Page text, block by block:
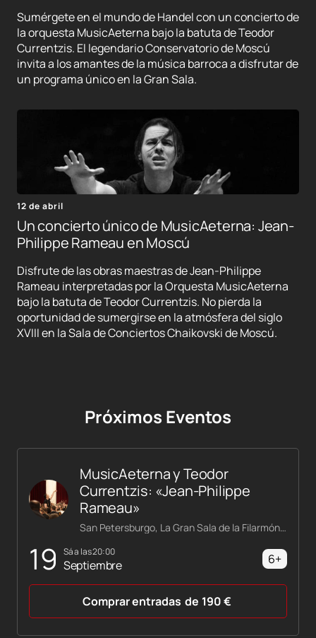
Sumérgete en el mundo de Handel con un concierto de
la orquesta MusicAeterna bajo la batuta de Teodor
Currentzis. El legendario Conservatorio de Moscú
invita a los amantes de la música barroca a disfrutar de
un programa único en la Gran Sala.
12 de abril
Un concierto único de MusicAeterna: Jean-
Philippe Rameau en Moscú
Disfrute de las obras maestras de Jean-Philippe
Rameau interpretadas por la Orquesta MusicAeterna
bajo la batuta de Teodor Currentzis. No pierda la
oportunidad de sumergirse en la atmósfera del siglo
XVIII en la Sala de Conciertos Chaikovski de Moscú.
Próximos Eventos
19 sá a las 20:00
Septiembre
MusicAeterna y Teodor
Currentzis: «Jean-Philippe
Rameau»
San Petersburgo, La Gran Sala de la Filarmónica Shostakóvich
6+
Comprar entradas de 190€